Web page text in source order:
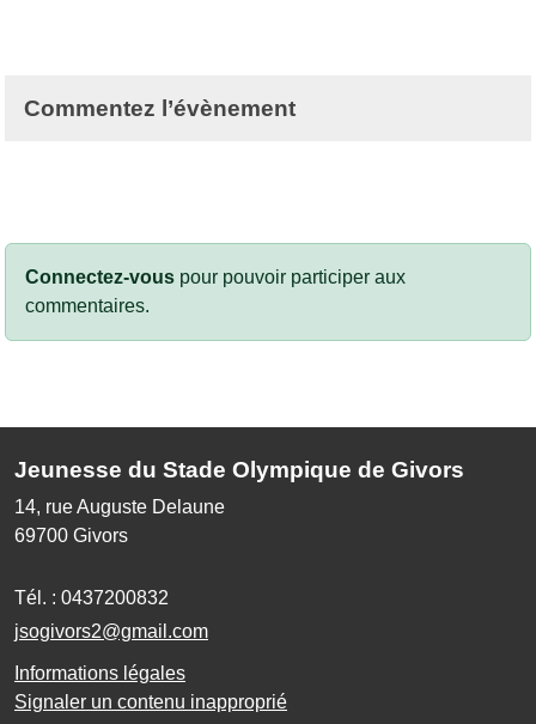
Commentez l’évènement
Connectez-vous pour pouvoir participer aux
commentaires.
Jeunesse du Stade Olympique de Givors
14, rue Auguste Delaune
69700 Givors
Tél. : 0437200832
jsogivors2@gmail.com
Informations légales
Signaler un contenu inapproprié